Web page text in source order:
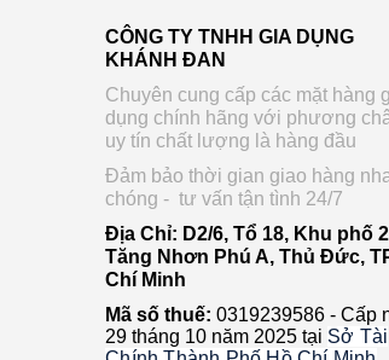
CÔNG TY TNHH GIA DỤNG
KHÁNH ĐAN
Chuyên cung cấp các mặt hàng
dụng chính hãng với phương
uy tín chất lượng là hàng đầu
Đảm bảo thời gian giao hàng
chóng - tư vấn tận tình 24/7
Địa Chỉ: D2/6, Tổ 18, Khu phố
Tăng Nhơn Phú A, Thủ Đức,
Chí Minh
Mã số thuế:0319239586 -Cấp
29 tháng 10 năm 2025 tại Sở Tài